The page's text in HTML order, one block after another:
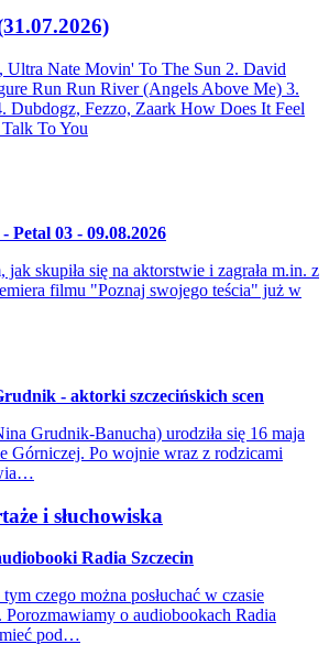
Ultra Nate Movin' To The Sun 2. David
Run Run River (Angels Above Me) 3.
Dubdogz, Fezzo, Zaark How Does It Feel
Talk To You
03 - 09.08.2026
skupiła się na aktorstwie i zagrała m.in. z
filmu "Poznaj swojego teścia" już w
- aktorki szczecińskich scen
Grudnik-Banucha) urodziła się 16 maja
Górniczej. Po wojnie wraz z rodzicami
i słuchowiska
Radia Szczecin
czego można posłuchać w czasie
o audiobookach Radia
pod…